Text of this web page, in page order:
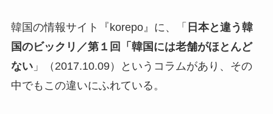
韓国の情報サイト『korepo』に、「 日本と違う韓
国のビックリ／第１回「韓国には老舗がほとんど
ない」（2017.10.09）というコラムがあり、その
中でもこの違いにふれている。